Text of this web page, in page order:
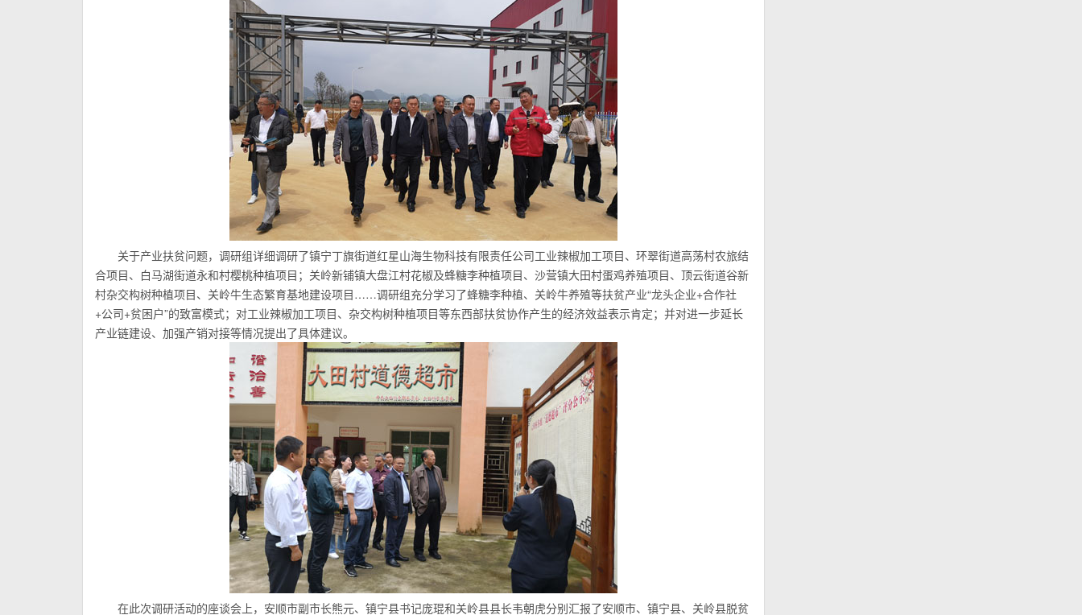
关于产业扶贫问题，调研组详细调研了镇宁丁旗街道红星山海生物科技有限责任公司工业辣椒加工项目、环翠街道高荡村农旅结
合项目、白马湖街道永和村樱桃种植项目；关岭新铺镇大盘江村花椒及蜂糖李种植项目、沙营镇大田村蛋鸡养殖项目、顶云街道谷新
村杂交构树种植项目、关岭牛生态繁育基地建设项目……调研组充分学习了蜂糖李种植、关岭牛养殖等扶贫产业“龙头企业+合作社
+公司+贫困户”的致富模式；对工业辣椒加工项目、杂交构树种植项目等东西部扶贫协作产生的经济效益表示肯定；并对进一步延长
产业链建设、加强产销对接等情况提出了具体建议。
在此次调研活动的座谈会上，安顺市副市长熊元、镇宁县书记庞琨和关岭县县长韦朝虎分别汇报了安顺市、镇宁县、关岭县脱贫